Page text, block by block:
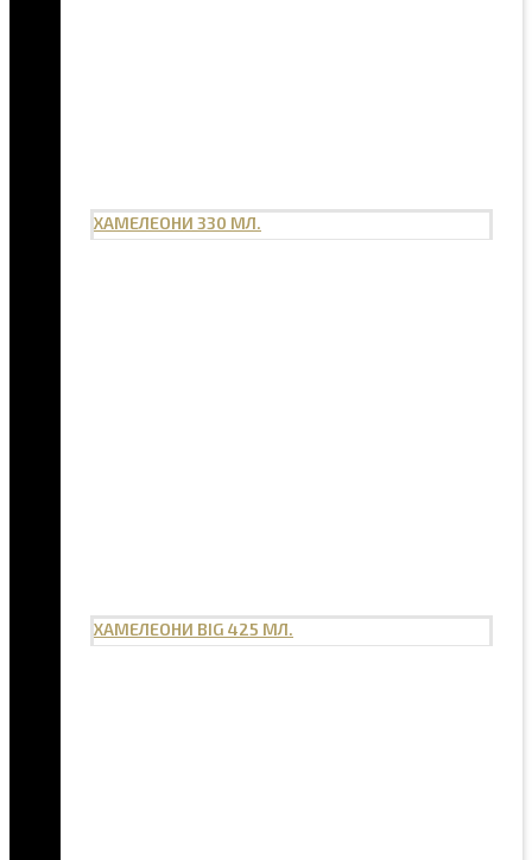
ХАМЕЛЕОНИ 330 МЛ.
ХАМЕЛЕОНИ BIG 425 МЛ.